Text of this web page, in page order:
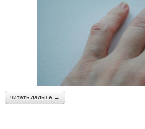
читать дальше →